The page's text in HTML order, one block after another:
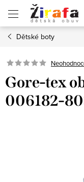
obsah
Dětské boty
Gore-tex
006182-